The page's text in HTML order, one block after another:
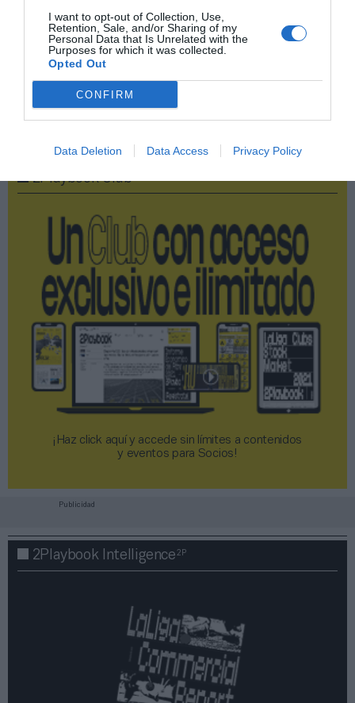
I want to opt-out of Collection, Use,
Retention, Sale, and/or Sharing of my
Personal Data that Is Unrelated with the
Purposes for which it was collected.
Opted Out
CONFIRM
Data Deletion Data Access Privacy Policy
Índex2P
Sevilla FC
2Playbook Club
¡Haz click aquí y accede sin límites a contenidos
y eventos para Socios!​​​​​​​
Publicidad
2Playbook Intelligence2P